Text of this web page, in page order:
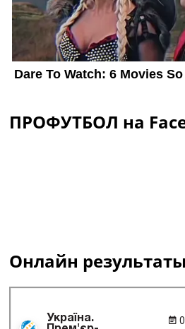
ПРОФУТБОЛ на
Онлайн результаты